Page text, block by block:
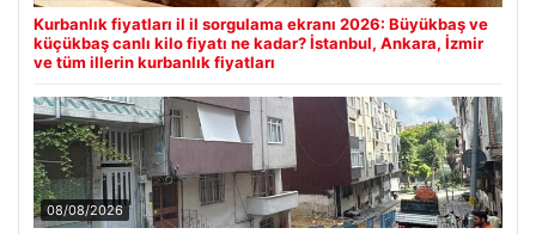
Kurbanlık fiyatları il il sorgulama ekranı 2026: Büyükbaş ve
küçükbaş canlı kilo fiyatı ne kadar? İstanbul, Ankara, İzmir
ve tüm illerin kurbanlık fiyatları
08/08/2026